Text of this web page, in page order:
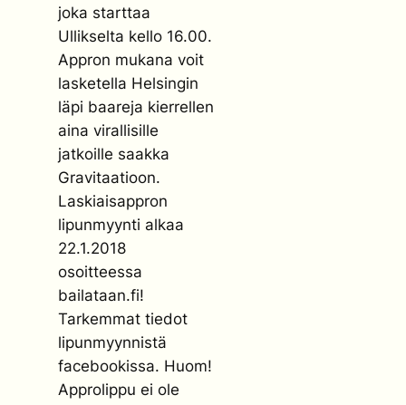
joka starttaa
Ullikselta kello 16.00.
Appron mukana voit
lasketella Helsingin
läpi baareja kierrellen
aina virallisille
jatkoille saakka
Gravitaatioon.
Laskiaisappron
lipunmyynti alkaa
22.1.2018
osoitteessa
bailataan.fi!
Tarkemmat tiedot
lipunmyynnistä
facebookissa. Huom!
Approlippu ei ole